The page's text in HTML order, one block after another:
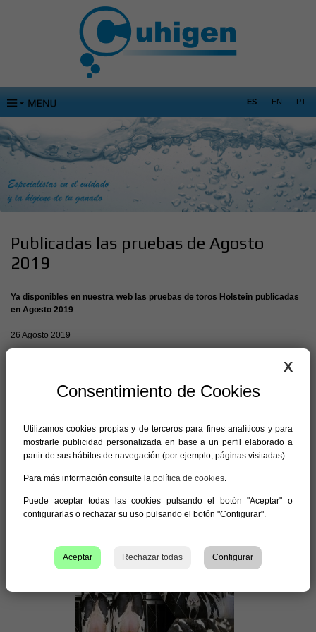
ES EN PT
Publicadas las pruebas de Agosto
2019
Ya disponibles en nuestra web las pruebas de toros Holstein publicadas
en Agosto 2019
26 Agosto 2019
Las nuevas pruebas de toros, raza Holstein, publicadas el pasado 14 de
agosto ya están disponibles en español en nuestra web de Genex España.
Consulta nuestro catálogo y la ficha actualizada de cada toro aquí
Si necesitas más información, consulta con nosotros o con tu distribuidor
más cercano.
X
Consentimiento de Cookies
Utilizamos cookies propias y de terceros para fines analíticos y para
mostrarle publicidad personalizada en base a un perfil elaborado a
partir de sus hábitos de navegación (por ejemplo, páginas visitadas).
Para más información consulte la política de cookies
Puede aceptar todas las cookies pulsando el botón "Aceptar" o
configurarlas o rechazar su uso pulsando el botón "Configurar".
Aceptar Rechazar todas Configurar